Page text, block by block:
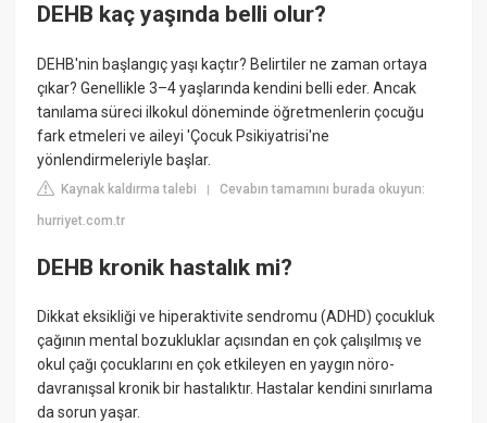
DEHB kaç yaşında belli olur?
DEHB'nin başlangıç yaşı kaçtır? Belirtiler ne zaman ortaya
çıkar? Genellikle 3–4 yaşlarında kendini belli eder. Ancak
tanılama süreci ilkokul döneminde öğretmenlerin çocuğu
fark etmeleri ve aileyi 'Çocuk Psikiyatrisi'ne
yönlendirmeleriyle başlar.
Kaynak kaldırma talebi |Cevabın tamamını burada okuyun:
hurriyet.com.tr
DEHB kronik hastalık mi?
Dikkat eksikliği ve hiperaktivite sendromu (ADHD) çocukluk
çağının mental bozukluklar açısından en çok çalışılmış ve
okul çağı çocuklarını en çok etkileyen en yaygın nöro-
davranışsal kronik bir hastalıktır. Hastalar kendini sınırlama
da sorun yaşar.